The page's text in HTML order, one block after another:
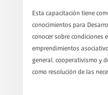
Esta capacitación tiene
conocimientos para
conocer sobre condiciones
emprendimientos
general, cooperativismo y
como resolución de las